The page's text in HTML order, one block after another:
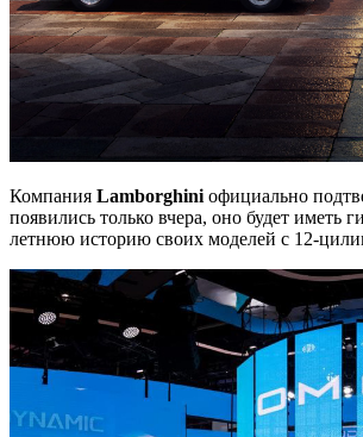
Компания Lamborghini официально
появились только вчера, оно будет
летнюю историю своих моделей с 12-